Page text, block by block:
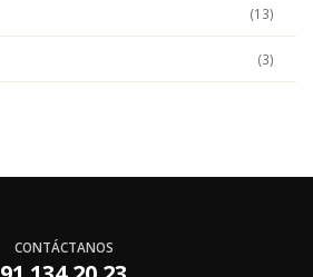
(13)
(3)
CONTÁCTANOS